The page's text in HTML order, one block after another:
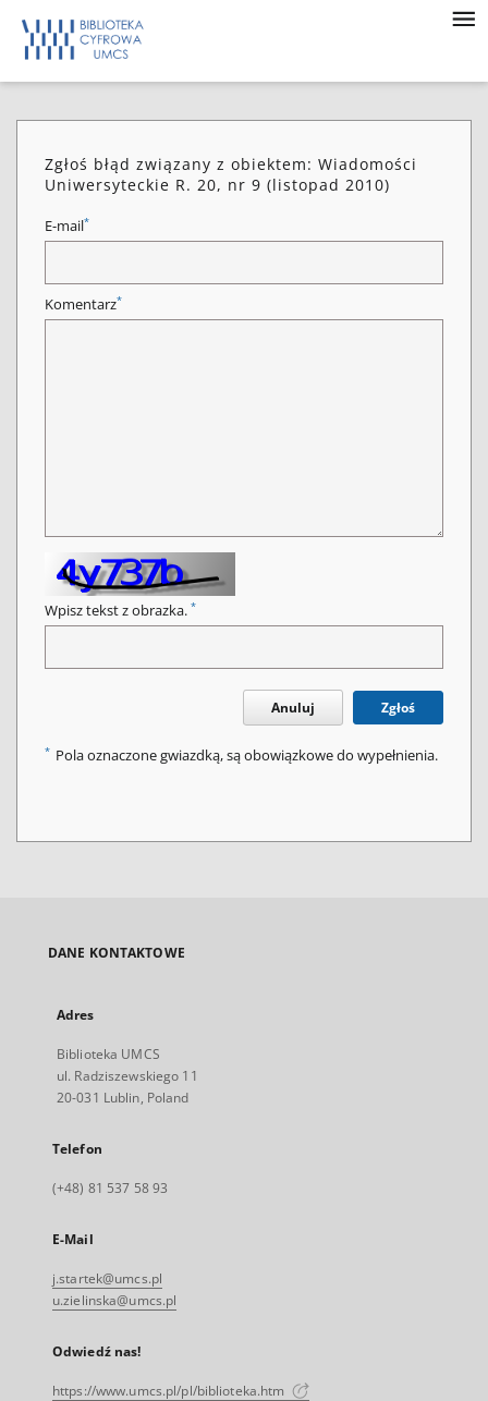
Zgłoś błąd związany z obiektem: Wiadomości
Uniwersyteckie R. 20, nr 9 (listopad 2010)
E-mail*
Komentarz*
Wpisz tekst z obrazka. *
Anuluj Zgłoś
* Pola oznaczone gwiazdką, są obowiązkowe do wypełnienia.
DANE KONTAKTOWE
Adres
Biblioteka UMCS
ul. Radziszewskiego 11
20-031 Lublin, Poland
Telefon
(+48) 81 537 58 93
E-Mail
j.startek@umcs.pl
u.zielinska@umcs.pl
Odwiedź nas!
https://www.umcs.pl/pl/biblioteka.htm